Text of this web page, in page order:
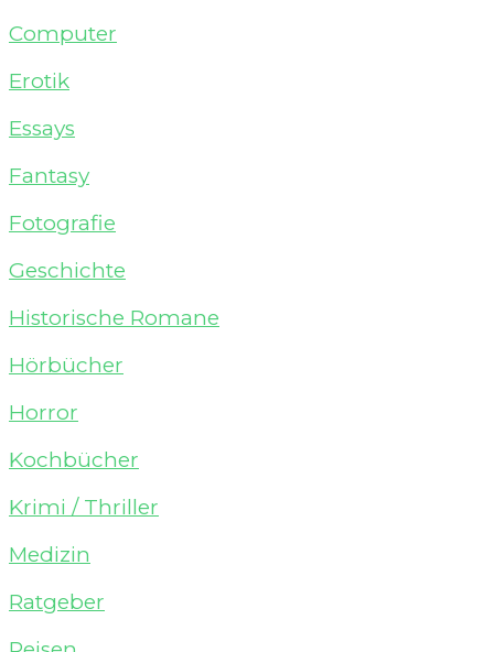
Computer
Erotik
Essays
Fantasy
Fotografie
Geschichte
Historische Romane
Hörbücher
Horror
Kochbücher
Krimi / Thriller
Medizin
Ratgeber